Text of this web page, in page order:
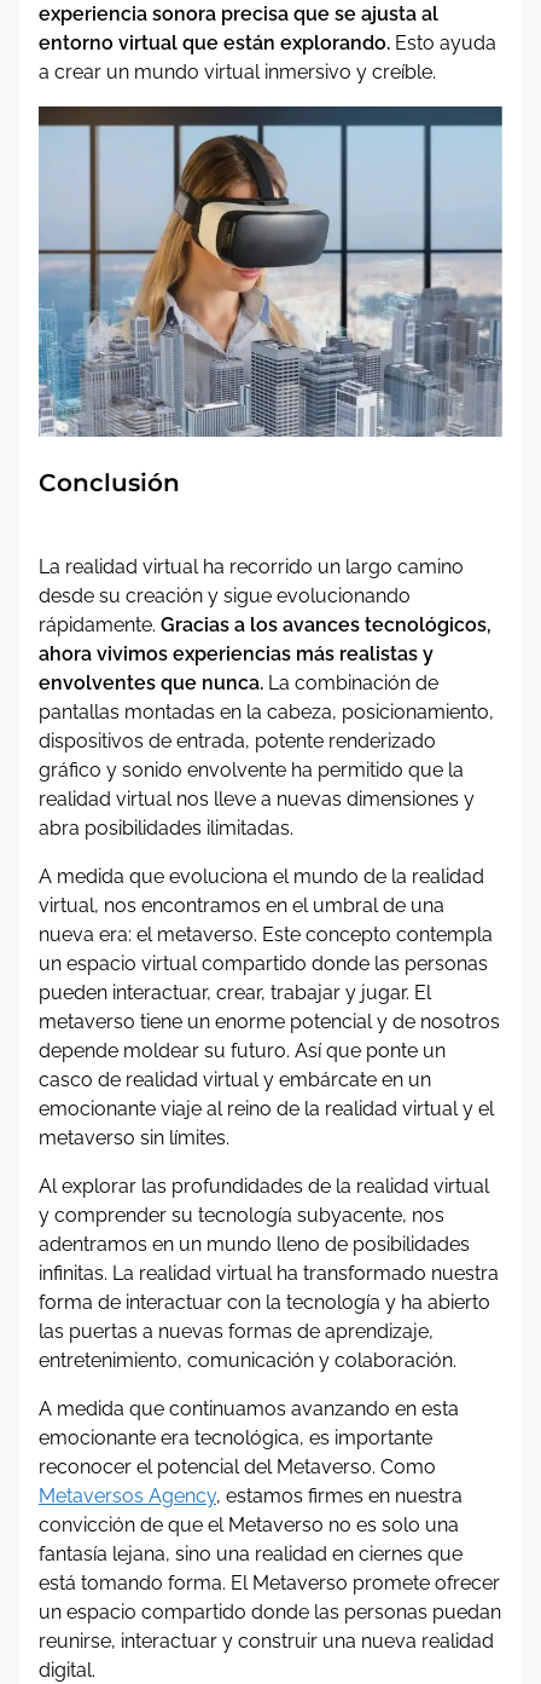
experiencia sonora precisa que se ajusta al
entorno virtual que están explorando. Esto ayuda
a crear un mundo virtual inmersivo y creíble.
Conclusión
La realidad virtual ha recorrido un largo camino
desde su creación y sigue evolucionando
rápidamente. Gracias a los avances tecnológicos,
ahora vivimos experiencias más realistas y
envolventes que nunca. La combinación de
pantallas montadas en la cabeza, posicionamiento,
dispositivos de entrada, potente renderizado
gráfico y sonido envolvente ha permitido que la
realidad virtual nos lleve a nuevas dimensiones y
abra posibilidades ilimitadas.
A medida que evoluciona el mundo de la realidad
virtual, nos encontramos en el umbral de una
nueva era: el metaverso. Este concepto contempla
un espacio virtual compartido donde las personas
pueden interactuar, crear, trabajar y jugar. El
metaverso tiene un enorme potencial y de nosotros
depende moldear su futuro. Así que ponte un
casco de realidad virtual y embárcate en un
emocionante viaje al reino de la realidad virtual y el
metaverso sin límites.
Al explorar las profundidades de la realidad virtual
y comprender su tecnología subyacente, nos
adentramos en un mundo lleno de posibilidades
infinitas. La realidad virtual ha transformado nuestra
forma de interactuar con la tecnología y ha abierto
las puertas a nuevas formas de aprendizaje,
entretenimiento, comunicación y colaboración.
A medida que continuamos avanzando en esta
emocionante era tecnológica, es importante
reconocer el potencial del Metaverso. Como
Metaversos Agency, estamos firmes en nuestra
convicción de que el Metaverso no es solo una
fantasía lejana, sino una realidad en ciernes que
está tomando forma. El Metaverso promete ofrecer
un espacio compartido donde las personas puedan
reunirse, interactuar y construir una nueva realidad
digital.